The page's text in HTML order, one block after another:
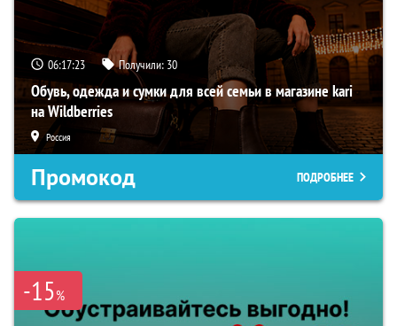
06:17:21 Получили: 30
Обувь, одежда и сумки для всей семьи в магазине kari
на Wildberries
Россия
Промокод ПОДРОБНЕЕ
-15%